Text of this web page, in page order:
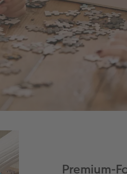
Premium-